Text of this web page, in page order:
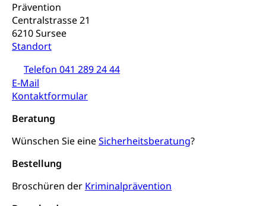
Prävention
Centralstrasse 21
6210 Sursee
Standort
Telefon 041 289 24 44
E-Mail
Kontaktformular
Beratung
Wünschen Sie eineSicherheitsberatung?
Bestellung
Broschüren der Kriminalprävention
Konsumentenschutz
Konsumentenrechte, Produktsicherheit,
Konsumentenorganisation, parallele Einfuhr,
regionale Erschöpfung, nationale Erschöpfung,
internationale Erschöpfung, Preisabsprache, Kartell,
Cassis-deDijon-Prinzip
Verbraucherschutz
Krankenversicherung
Unfallversicherung, Berufsunfallversicherung,
Krankheit, Unfall, Prämienverbilligung,
Krankenkasse
Krankenversicherung (WAS Luzern)
Lebensmittelsicherheit